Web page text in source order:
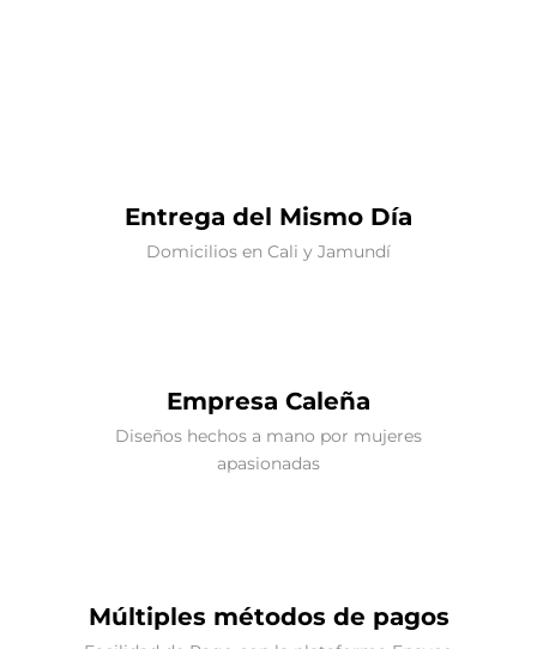
Entrega del Mismo Día
Domicilios en Cali y Jamundí
Empresa Caleña
Diseños hechos a mano por mujeres
apasionadas
Múltiples métodos de pagos